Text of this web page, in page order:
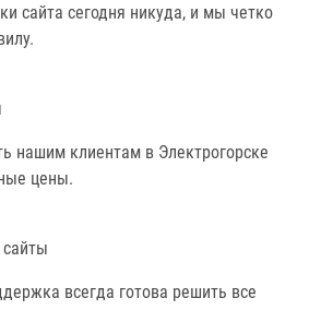
сайта сегодня никуда, и мы четко
клиентам в Электрогорске
цены.
всегда готова решить все